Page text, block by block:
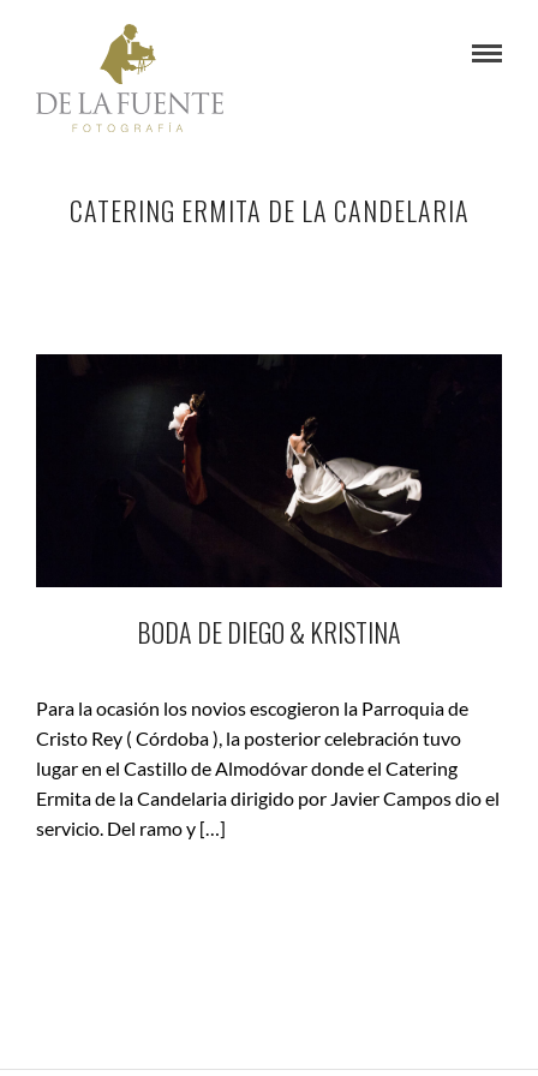
CATERING ERMITA DE LA CANDELARIA
BODA DE DIEGO & KRISTINA
Para la ocasión los novios escogieron la Parroquia de
Cristo Rey ( Córdoba ), la posterior celebración tuvo
lugar en el Castillo de Almodóvar donde el Catering
Ermita de la Candelaria dirigido por Javier Campos dio el
servicio. Del ramo y […]